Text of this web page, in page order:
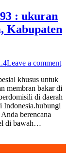
: ukuran
Kabupaten
Leave a comment
khusus untuk
membran bakar di
di daerah
Indonesia.hubungi
berencana
di bawah…